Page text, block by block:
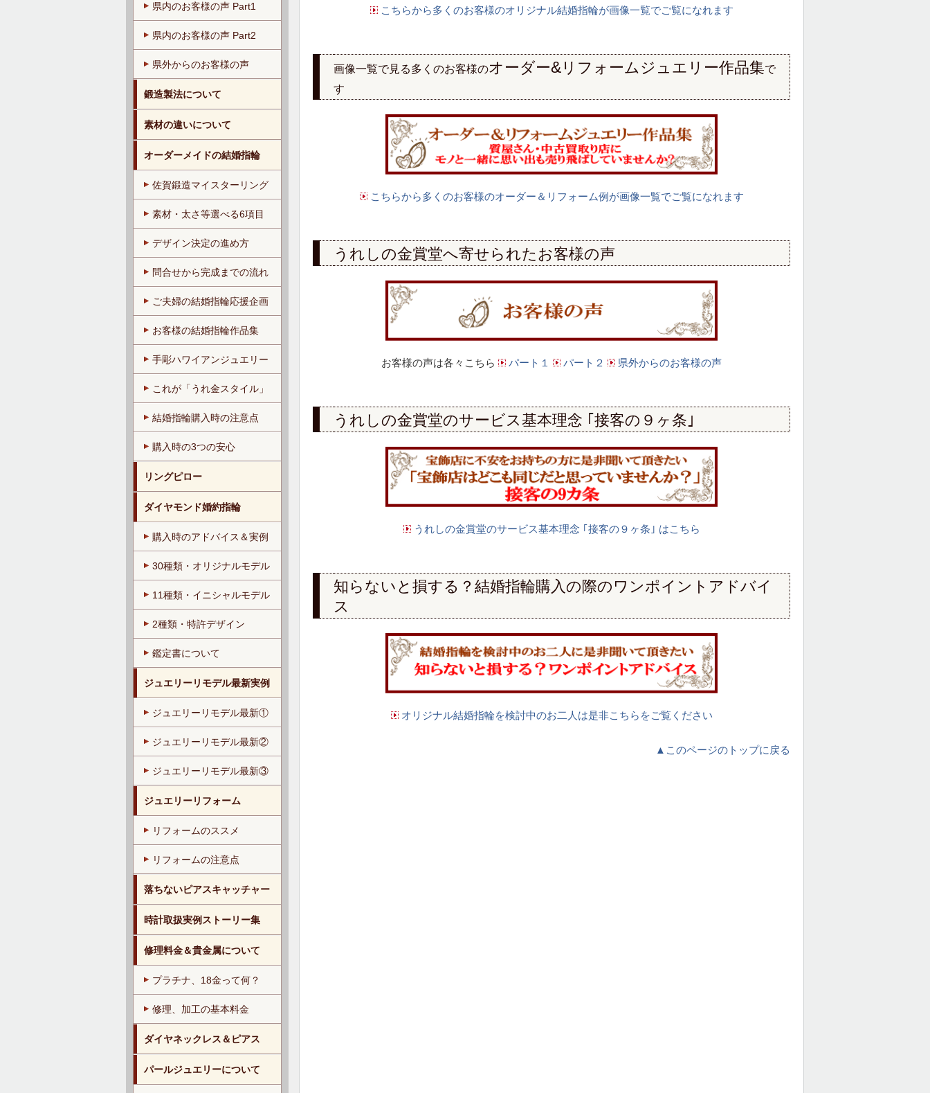
こちらから多くのお客様のオリジナル結婚指輪が画像一覧でご覧になれます
画像一覧で見る多くのお客様のオーダー& リフォームジュエリー作品集で
す
こちらから多くのお客様のオーダー＆リフォーム例が画像一覧でご覧になれます
うれしの金賞堂へ寄せられたお客様の声
お客様の声は各々こちら パート１ パート２ 県外からのお客様の声
うれしの金賞堂のサービス基本理念 ｢接客の９ヶ条｣
うれしの金賞堂のサービス基本理念 ｢接客の９ヶ条｣ はこちら
知らないと損する？結婚指輪購入の際のワンポイントアドバイ
ス
オリジナル結婚指輪を検討中のお二人は是非こちらをご覧ください
▲このページのトップに戻る
県内のお客様の声 Part1
県内のお客様の声 Part2
県外からのお客様の声
鍛造製法について
素材の違いについて
オーダーメイドの結婚指輪
佐賀鍛造マイスターリング
素材・太さ等選べる6項目
デザイン決定の進め方
問合せから完成までの流れ
ご夫婦の結婚指輪応援企画
お客様の結婚指輪作品集
手彫ハワイアンジュエリー
これが「うれ金スタイル」
結婚指輪購入時の注意点
購入時の3つの安心
リングピロー
ダイヤモンド婚約指輪
購入時のアドバイス＆実例
30種類・オリジナルモデル
11種類・イニシャルモデル
2種類・特許デザイン
鑑定書について
ジュエリーリモデル最新実例
ジュエリーリモデル最新①
ジュエリーリモデル最新②
ジュエリーリモデル最新③
ジュエリーリフォーム
リフォームのススメ
リフォームの注意点
落ちないピアスキャッチャー
時計取扱実例ストーリー集
修理料金＆貴金属について
プラチナ、18金って何？
修理、加工の基本料金
ダイヤネックレス＆ピアス
パールジュエリーについて